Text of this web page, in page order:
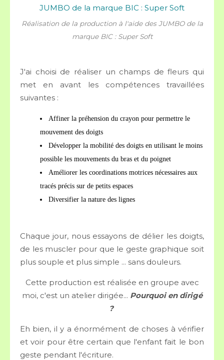
Réalisation de la production à l'aide des JUMBO de la
marque BIC : Super Soft
J'ai choisi de réaliser un champs de fleurs qui
met en avant les compétences travaillées
suivantes :
Affiner la préhension du crayon pour permettre le
mouvement des doigts
Développer la mobilité des doigts en utilisant le moins
possible les mouvements du bras et du poignet
Améliorer les coordinations motrices nécessaires aux
tracés précis sur de petits espaces
Diversifier la nature des lignes
Chaque jour, nous essayons de délier les doigts,
de les muscler pour que le geste graphique soit
plus souple et plus simple ... sans douleurs.
Cette production est réalisée en groupe avec
moi, c'est un atelier dirigée... Pourquoi en dirigé
?
Eh bien, il y a énormément de choses à vérifier
et voir pour être certain que l'enfant fait le bon
geste pendant l'écriture.